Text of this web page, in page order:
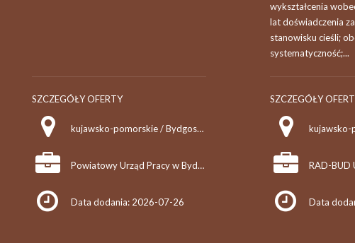
SZCZEGÓŁY OFERTY
kujawsko-pomorskie / Bydgoszcz
Powiatowy Urząd Pracy w Bydgoszczy
Data dodania: 2026-07-26
wykształcenia
lat doświadczenia
stanowisku cieśli;
systematyczność;...
SZCZEGÓŁY
kujawsko-
Data